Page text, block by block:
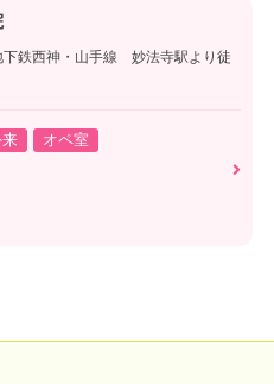
下鉄西神・山手線 妙法寺駅より徒
オペ室